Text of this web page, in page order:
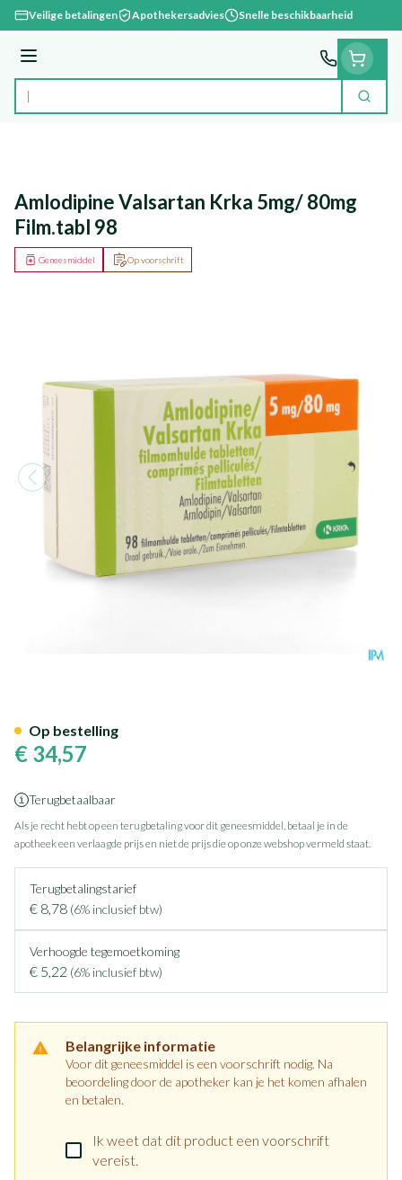
Ga naar de inhoud
Veilige betalingen Apothekersadvies Snelle beschikbaarheid
Menu
Product, merk, categorie... Zoek
Amlodipine Valsartan Krka 5mg/ 80mg
Film.tabl 98
Op voorschrift
Geneesmiddel
€ 34,57
Terugbetaalbaar
Als je recht hebt op een terugbetaling voor dit geneesmiddel, betaal je in de
apotheek een verlaagde prijs en niet de prijs die op onze webshop vermeld staat.
Terugbetalingstarief
€ 8,78 (6% inclusief btw)
Verhoogde tegemoetkoming
€ 5,22 (6% inclusief btw)
Belangrijke informatie
Voor dit geneesmiddel is een voorschrift nodig. Na
beoordeling door de apotheker kan je het komen afhalen
en betalen.
Ik weet dat dit product een voorschrift
vereist.
Op bestelling